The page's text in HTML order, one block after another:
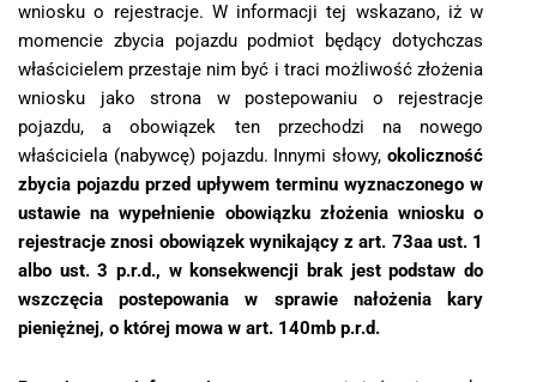
wniosku o rejestracje. W informacji tej wskazano, iż w
momencie zbycia pojazdu podmiot będący dotychczas
właścicielem przestaje nim być i traci możliwość złożenia
wniosku jako strona w postepowaniu o rejestracje
pojazdu, a obowiązek ten przechodzi na nowego
właściciela (nabywcę) pojazdu. Innymi słowy, okoliczność
zbycia pojazdu przed upływem terminu wyznaczonego w
ustawie na wypełnienie obowiązku złożenia wniosku o
rejestracje znosi obowiązek wynikający z art. 73aa ust. 1
albo ust. 3 p.r.d., w konsekwencji brak jest podstaw do
wszczęcia postepowania w sprawie nałożenia kary
pieniężnej, o której mowa w art. 140mb p.r.d.